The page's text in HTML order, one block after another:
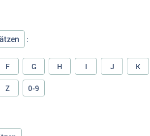
:
F G H I J K
Z 0-9